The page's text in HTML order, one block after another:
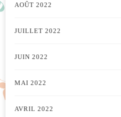
AOÛT 2022
JUILLET 2022
JUIN 2022
MAI 2022
AVRIL 2022